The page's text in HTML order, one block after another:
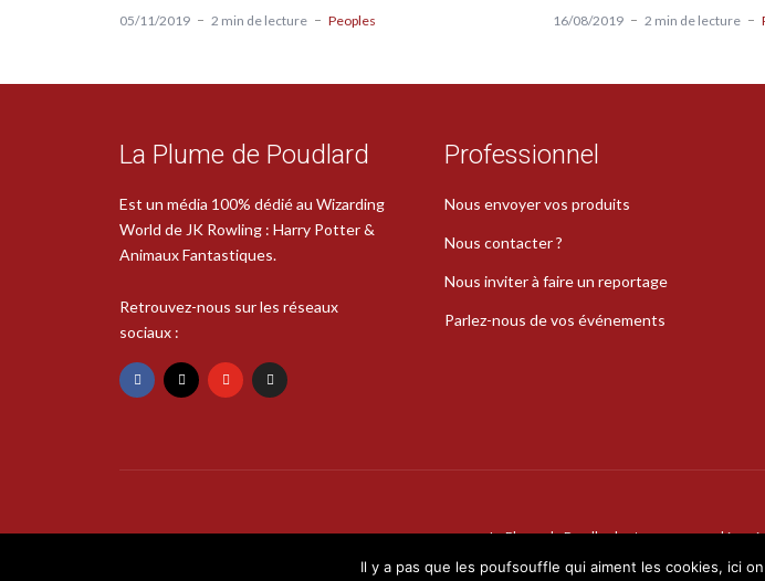
05/11/2019 2 min de lecture Peoples 16/08/2019 2 min de lecture
La Plume de Poudlard
Est un média 100% dédié au Wizarding
World de JK Rowling : Harry Potter &
Animaux Fantastiques.
Retrouvez-nous sur les réseaux
sociaux :
Professionnel
Nous envoyer vos produits
Nous contacter ?
Nous inviter à faire un reportage
Parlez-nous de vos événements
La Plume de Poudlard est une marque
Il y a pas que les poufsouffle qui aiment les cookies, ici